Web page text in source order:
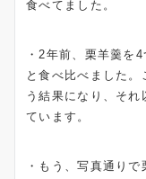
食べてました。
・2年前、栗羊羹を
と食べ比べました
う結果になり、そ
ています。
・もう、写真通り